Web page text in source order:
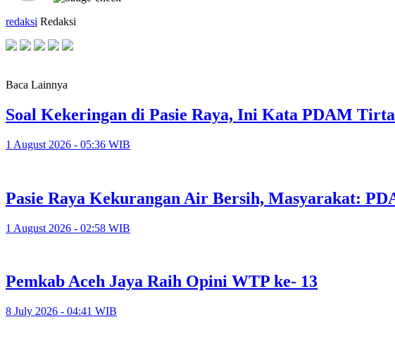
redaksi Redaksi
Baca Lainnya
Soal Kekeringan di Pasie Raya, Ini Kata PDAM
1 August 2026 - 05:36 WIB
Pasie Raya Kekurangan Air Bersih, Masyarakat:
1 August 2026 - 02:58 WIB
Pemkab Aceh Jaya Raih Opini WTP ke- 13
8 July 2026 - 04:41 WIB